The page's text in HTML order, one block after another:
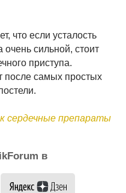
что если усталость
сильной, стоит
приступа.
после самых простых
сердечные препараты
в